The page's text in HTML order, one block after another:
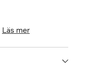
Slutsåld
läs mer